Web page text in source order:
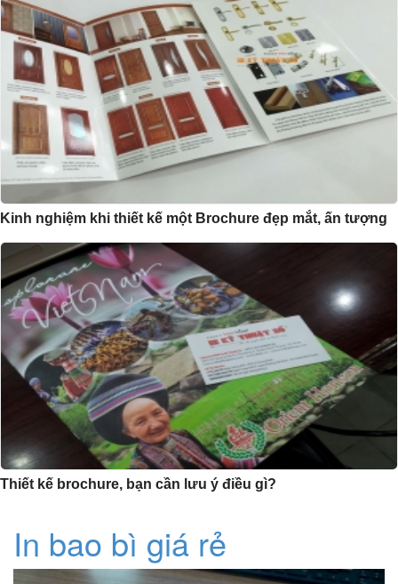
Kinh nghiệm khi thiết kế một Brochure đẹp mắt, ấn tượng
Thiết kế brochure, bạn cần lưu ý điều gì?
In bao bì giá rẻ